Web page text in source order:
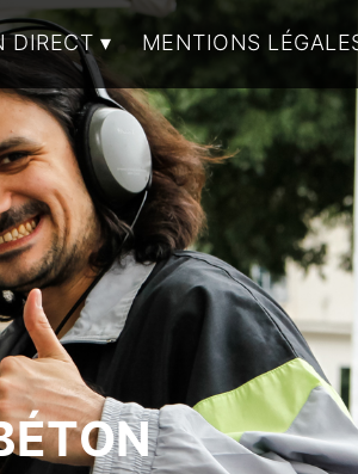
DIRECT MENTIONS